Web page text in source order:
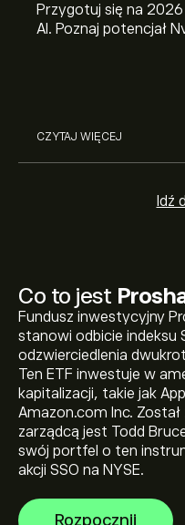
Co to jest
Fundusz inwestycyjny
stanowi odbicie indeksu
odzwierciedlenia
Ten ETF inwestuje w
kapitalizacji, takie jak
Amazon.com Inc.
zarządcą jest Todd
swój portfel o ten
akcji SSO na NYSE.
Rozpocznij
Przygotuj się na
AI. Poznaj potencjał
CZYTAJ WIĘCEJ
Idź
Najwyższe w historii
72.41‎$‎
Wybierz przedział
eToro i pomniejsz
Proshares Ultra S&P 500
Aby kupić SSO, odwiedź